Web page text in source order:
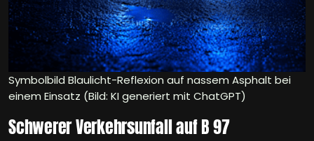
Symbolbild Blaulicht-Reflexion auf nassem Asphalt bei
einem Einsatz (Bild: KI generiert mit ChatGPT)
Schwerer Verkehrsunfall auf B 97